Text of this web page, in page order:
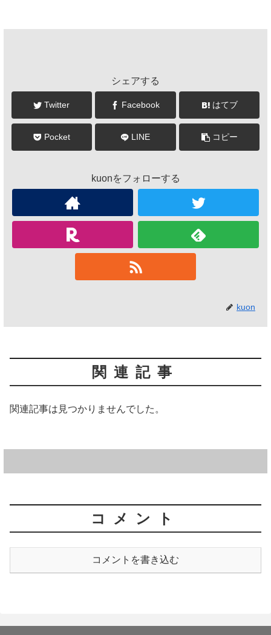
シェアする
Twitter Facebook はてブ
Pocket LINE コピー
kuonをフォローする
kuon
関連記事
関連記事は見つかりませんでした。
コメント
コメントを書き込む